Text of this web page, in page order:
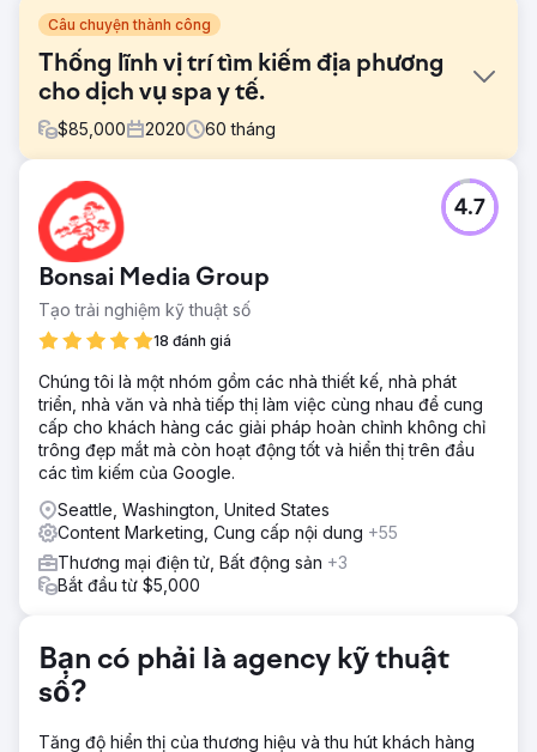
Câu chuyện thành công
Thống lĩnh vị trí tìm kiếm địa phương
cho dịch vụ spa y tế.
$85,000 2020 60 tháng
Thử thách
Một spa y tế đã có tiếng tăm sở hữu sự hiện diện trực
tuyến nhưng lại hoàn toàn không hiển thị các liệu trình ưu
tiên của mình. Hoạt động trong một ngành công nghiệp
được quản lý chặt chẽ (YMYL), khách hàng này gặp khó
khăn trong việc xếp hạng so với các thuật toán tìm kiếm
nghiêm ngặt. Mục tiêu là thu hẹp khoảng cách giữa các
dịch vụ của họ và ý định tìm kiếm mà không vi phạm các
chính sách nội dung y tế, biến một trang web không hoạt
động thành một công cụ tạo ra khách hàng tiềm năng.
Giải pháp
Chúng tôi đã thực hiện một chiến lược toàn diện được thiết
kế riêng cho tính chất nhạy cảm của lĩnh vực thẩm mỹ y
khoa. Chúng tôi đã xây dựng lại trang web để tối ưu hiệu
suất và triển khai chiến lược nội dung tập trung vào EEAT
(Kinh nghiệm, Chuyên môn, Uy tín, Tin cậy). Chúng tôi kết
hợp điều này với việc quản lý danh tiếng mạnh mẽ và các
phương pháp SEO địa phương tốt nhất (tối ưu hóa trên
Kết quả
Khách hàng của chúng tôi hiện là trung tâm thẩm mỹ y tế
tôi đã thành công trong việc vượt qua các hạn chế của
Bonsai Media Group
Tạo trải nghiệm kỹ thuật số
18 đánh giá
4.7
Chúng tôi là một nhóm gồm các nhà thiết kế, nhà phát
triển, nhà văn và nhà tiếp thị làm việc cùng nhau để cung
cấp cho khách hàng các giải pháp hoàn chỉnh không chỉ
trông đẹp mắt mà còn hoạt động tốt và hiển thị trên đầu
các tìm kiếm của Google.
Seattle, Washington, United States
Content Marketing, Cung cấp nội dung +55
Thương mại điện tử, Bất động sản +3
Bắt đầu từ $5,000
Bạn có phải là agency kỹ thuật
số?
Tăng độ hiển thị của thương hiệu và thu hút khách hàng